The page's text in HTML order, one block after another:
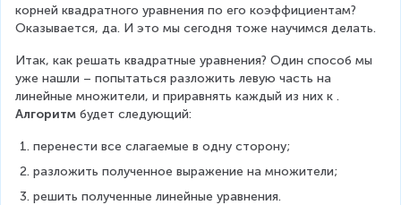
-
2
-
5
x
+
1
0
=
x
1
=
2
}
n
e
q
-
корней квадратного уравнения по его коэффициентам?
Оказывается, да. И это мы сегодня тоже научимся делать.
Итак, как решать квадратные уравнения? Один способ мы
уже нашли – попытаться разложить левую часть на
линейные множители, и приравнять каждый из них к .
Алгоритм будет следующий:
перенести все слагаемые в одну сторону;
разложить полученное выражение на множители;
решить полученные линейные уравнения.